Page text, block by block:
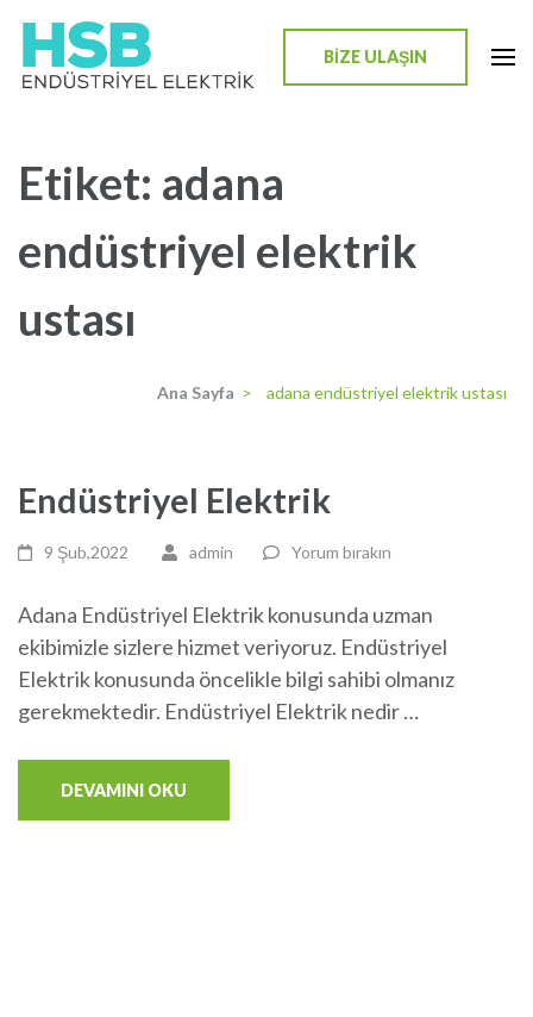
(Enter
BİZE ULAŞIN
Etiket: adana
endüstriyel elektrik
ustası
Ana Sayfa > adana endüstriyel elektrik ustası
Endüstriyel Elektrik
9 Şub,2022 admin Yorum bırakın
Adana Endüstriyel Elektrik konusunda uzman
ekibimizle sizlere hizmet veriyoruz. Endüstriyel
Elektrik konusunda öncelikle bilgi sahibi olmanız
gerekmektedir. Endüstriyel Elektrik nedir …
DEVAMINI OKU